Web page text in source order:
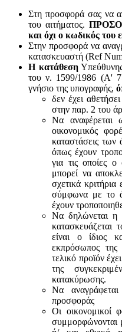
Στη προσφορά σας να
του αιτήματος.
και όχι ο κωδικός
Στην προσφορά να
κατασκευαστή (Ref
Η κατάθεση
του ν. 1599/1986 (Α'
γνήσιο της υπογραφής,
δεν έχει
στην παρ. 2 του
Να αναφέρεται
οικονομικός
καταστάσεις
όπως έχουν
για τις οποίες ο
μπορεί να
σχετικά κριτήρια
σύμφωνα με τo
έχουν
Να δηλώνεται η
κατασκευάζεται
είναι ο ίδιος
εκπρόσωπος της
τελικό προϊόν
της
κατακύρωσης.
Να
προσφοράς
Οι οικονομικοί
συμμορφώνονται